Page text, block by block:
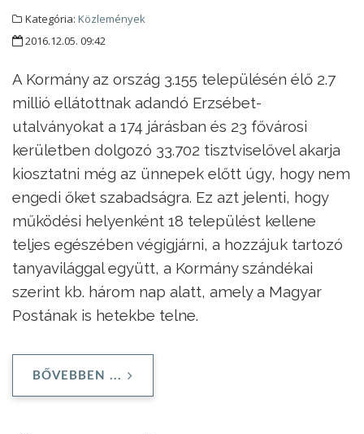
Kategória: Közlemények
2016.12.05. 09:42
A Kormány az ország 3.155 településén élő 2.7
millió ellátottnak adandó Erzsébet-
utalványokat a 174 járásban és 23 fővárosi
kerületben dolgozó 33.702 tisztviselővel akarja
kiosztatni még az ünnepek előtt úgy, hogy nem
engedi őket szabadságra. Ez azt jelenti, hogy
működési helyenként 18 települést kellene
teljes egészében végigjárni, a hozzájuk tartozó
tanyavilággal együtt, a Kormány szándékai
szerint kb. három nap alatt, amely a Magyar
Postának is hetekbe telne.
BŐVEBBEN ...